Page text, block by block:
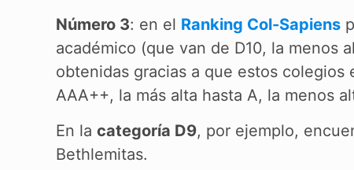
Número 3: en el Ranking Col-Sapiens
académico (que van de D10, la menos
obtenidas gracias a que estos
AAA++, la más alta hasta A, la menos
En la categoría D9, por ejemplo,
Bethlemitas.